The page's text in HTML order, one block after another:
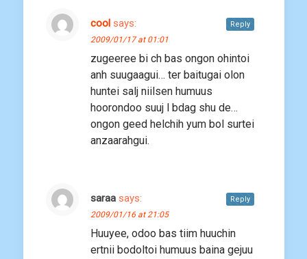
cool says:
2009/01/17 at 01:01
zugeeree bi ch bas ongon ohintoi
anh suugaagui… ter baitugai olon
huntei salj niilsen humuus
hoorondoo suuj l bdag shu de…
ongon geed helchih yum bol surtei
anzaarahgui.
Reply
saraa says:
2009/01/16 at 21:05
Huuyee, odoo bas tiim huuchin
ertnii bodoltoi humuus baina gejuu
Reply